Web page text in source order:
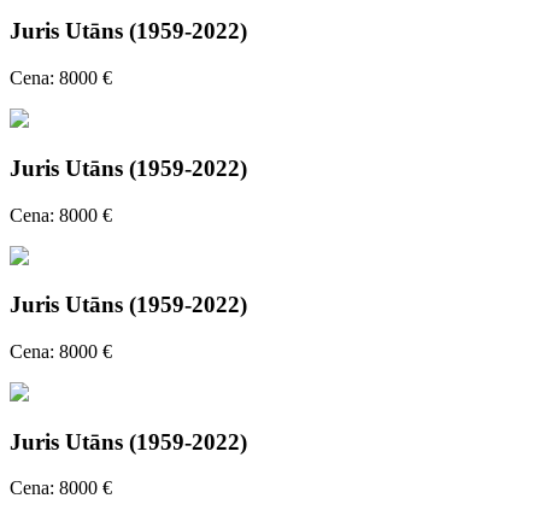
Juris Utāns (1959-2022)
Cena: 8000 €
Juris Utāns (1959-2022)
Cena: 8000 €
Juris Utāns (1959-2022)
Cena: 8000 €
Juris Utāns (1959-2022)
Cena: 8000 €